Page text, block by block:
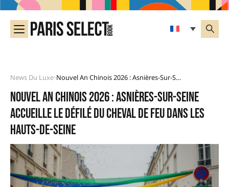
News Du Luxe• Nouvel An Chinois 2026 : Asnières-Sur-Seine Accueille Le Défilé Du Cheval De Feu Dans Les Hauts-De-Seine
Nouvel An Chinois 2026 : Asnières-sur-Seine
accueille le défilé du Cheval de Feu dans les
Hauts-de-Seine